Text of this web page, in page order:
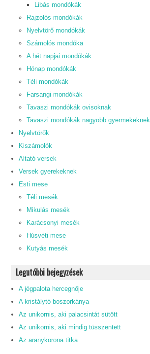
Libás mondókák
Rajzolós mondókák
Nyelvtörő mondókák
Számolós mondóka
A hét napjai mondókák
Hónap mondókák
Téli mondókák
Farsangi mondókák
Tavaszi mondókák ovisoknak
Tavaszi mondókák nagyobb gyermekeknek
Nyelvtörők
Kiszámolók
Altató versek
Versek gyerekeknek
Esti mese
Téli mesék
Mikulás mesék
Karácsonyi mesék
Húsvéti mese
Kutyás mesék
Legutóbbi bejegyzések
A jégpalota hercegnője
A kristálytó boszorkánya
Az unikornis, aki palacsintát sütött
Az unikornis, aki mindig tüsszentett
Az aranykorona titka